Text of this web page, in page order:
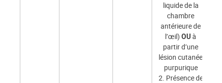
liquide de la
chambre
antérieure de
l’œil) OUà
partir d’une
lésion cutanée
purpurique
2. Présence de